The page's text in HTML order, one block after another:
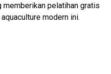
memberikan pelatihan gratis
modern ini.